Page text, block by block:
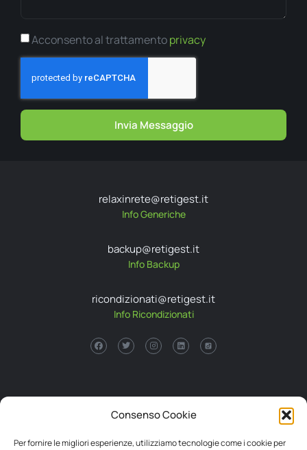
Consenso Cookie
Per fornire le migliori esperienze, utilizziamo tecnologie come i cookie per
relaxinrete@retigest.it
Info Generiche
backup@retigest.it
Info Backup
ricondizionati@retigest.it
Info Ricondizionati
47521 Cesena, Fc
P.I. 04034850406
Acconsento al trattamentoprivacy
Invia Messaggio